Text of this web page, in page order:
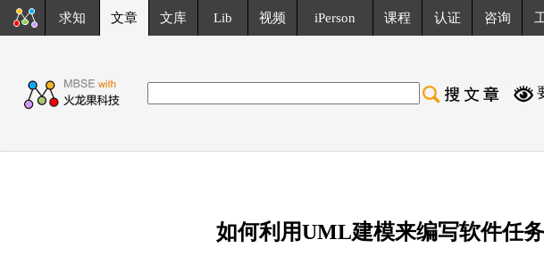
求知 文章 文库 Lib 视频 iPerson 课程 认证 咨询
如何利用UML建模来编写软件任